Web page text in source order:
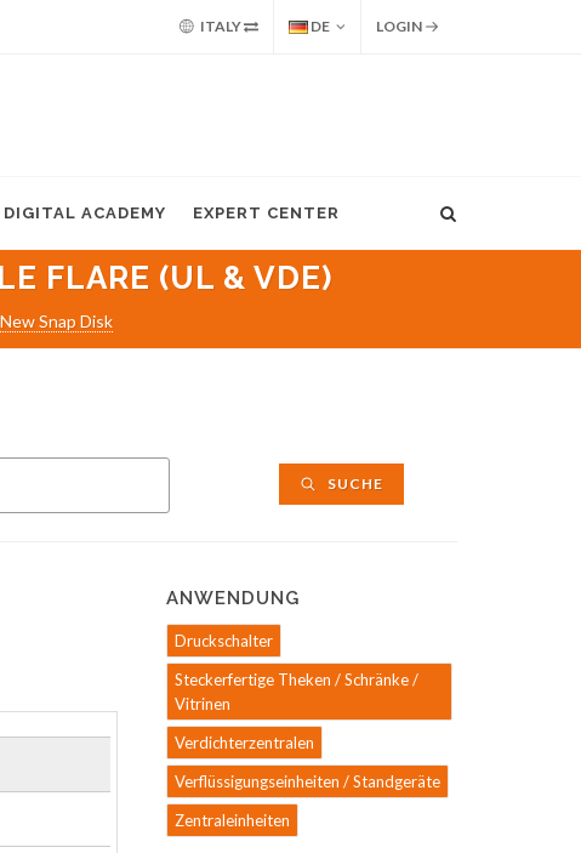
ITALY DE LOGIN
ACADEMY EXPERT CENTER
FLARE (UL & VDE)
New Snap Disk
SUCHE
ANWENDUNG
Druckschalter
Steckerfertige Theken / Schränke /
Vitrinen
Verdichterzentralen
Verflüssigungseinheiten / Standgeräte
Zentraleinheiten